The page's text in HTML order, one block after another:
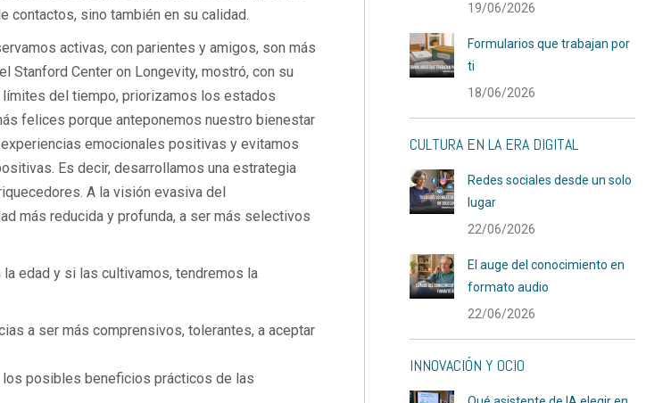
contactos, sino también en su calidad.
activas, con parientes y amigos, son más
Stanford Center on Longevity, mostró, con su
del tiempo, priorizamos los estados
felices porque anteponemos nuestro bienestar
emocionales positivas y evitamos
Es decir, desarrollamos una estrategia
A la visión evasiva del
más reducida y profunda, a ser más selectivos
edad y si las cultivamos, tendremos la
a ser más comprensivos, tolerantes, a aceptar
posibles beneficios prácticos de las
19/06/2026
Formularios que trabajan por
ti
18/06/2026
CULTURA EN LA ERA DIGITAL
Redes sociales desde un solo
lugar
22/06/2026
El auge del conocimiento en
formato audio
22/06/2026
INNOVACIÓN Y OCIO